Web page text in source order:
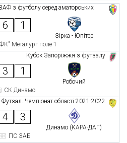
з футболу серед аматорських
6 1
Зірка - Юпітер
Металург поле 1
Кубок Запоріжжя з футзалу
3 1
Робочий
СК Динамо
Футзал. Чемпіонат області 2021-2022
4 3
Динамо (КАРА-ДАГ)
ПС ЗАБ